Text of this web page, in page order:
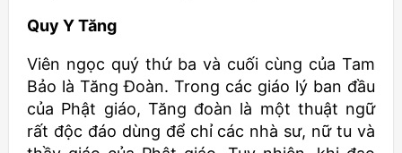
Quy Y Tăng
Viên ngọc quý thứ ba và cuối cùng của Tam
Bảo là Tăng Đoàn. Trong các giáo lý ban đầu
của Phật giáo, Tăng đoàn là một thuật ngữ
rất độc đáo dùng để chỉ các nhà sư, nữ tu và